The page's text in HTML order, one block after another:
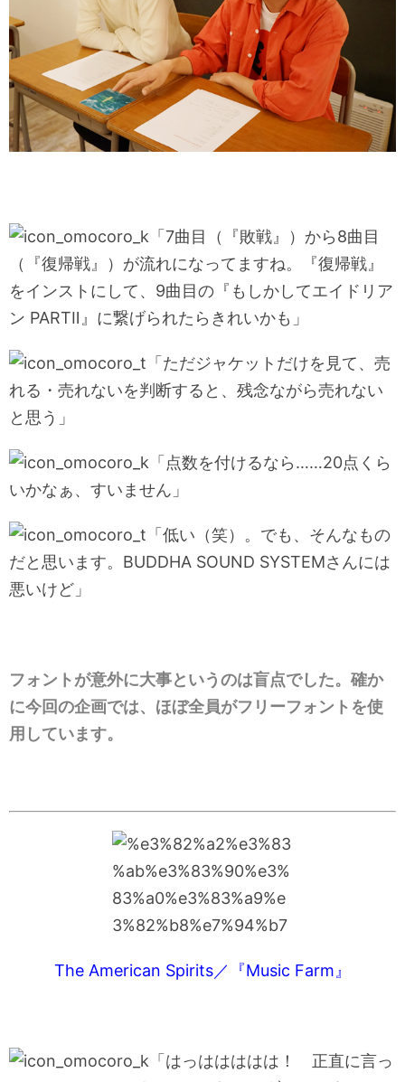
「7曲目（『敗戦』）から8曲目
（『復帰戦』）が流れになってますね。『復帰戦』
をインストにして、9曲目の『もしかしてエイドリア
ン PARTⅡ』に繋げられたらきれいかも」
「ただジャケットだけを見て、売
れる・売れないを判断すると、残念ながら売れない
と思う」
「点数を付けるなら……20点くら
いかなぁ、すいません」
「低い（笑）。でも、そんなもの
だと思います。BUDDHA SOUND SYSTEMさんには
悪いけど」
フォントが意外に大事というのは盲点でした。確か
に今回の企画では、ほぼ全員がフリーフォントを使
用しています。
The American Spirits／『Music Farm』
「はっははははは！ 正直に言っ